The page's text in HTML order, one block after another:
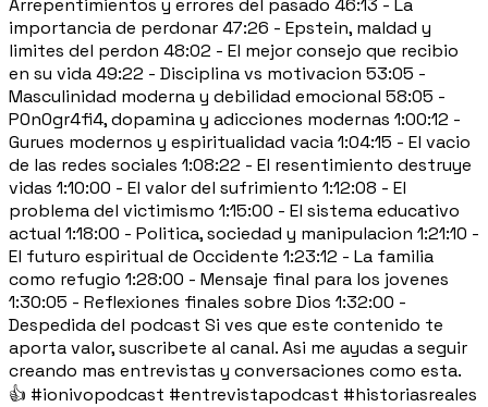
Arrepentimientos y errores del pasado 46:13 - La
importancia de perdonar 47:26 - Epstein, maldad y
limites del perdon 48:02 - El mejor consejo que recibio
en su vida 49:22 - Disciplina vs motivacion 53:05 -
Masculinidad moderna y debilidad emocional 58:05 -
P0n0gr4fi4, dopamina y adicciones modernas 1:00:12 -
Gurues modernos y espiritualidad vacia 1:04:15 - El vacio
de las redes sociales 1:08:22 - El resentimiento destruye
vidas 1:10:00 - El valor del sufrimiento 1:12:08 - El
problema del victimismo 1:15:00 - El sistema educativo
actual 1:18:00 - Politica, sociedad y manipulacion 1:21:10 -
El futuro espiritual de Occidente 1:23:12 - La familia
como refugio 1:28:00 - Mensaje final para los jovenes
1:30:05 - Reflexiones finales sobre Dios 1:32:00 -
Despedida del podcast Si ves que este contenido te
aporta valor, suscribete al canal. Asi me ayudas a seguir
creando mas entrevistas y conversaciones como esta.
👍 #ionivopodcast #entrevistapodcast #historiasreales